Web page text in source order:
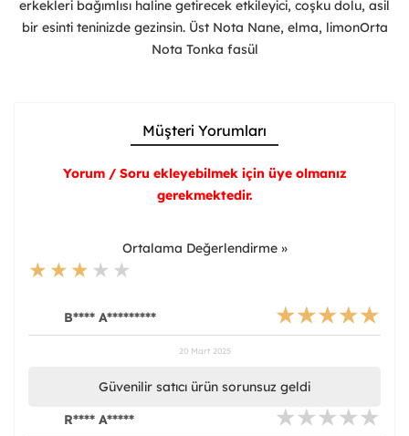
erkekleri bağımlısı haline getirecek etkileyici, coşku dolu, asil
bir esinti teninizde gezinsin. Üst Nota Nane, elma, limonOrta
Nota Tonka fasül
Müşteri Yorumları
Yorum / Soru ekleyebilmek için üye olmanız
gerekmektedir.
Ortalama Değerlendirme »
B**** A*********
20 Mart 2025
Güvenilir satıcı ürün sorunsuz geldi
R**** A*****